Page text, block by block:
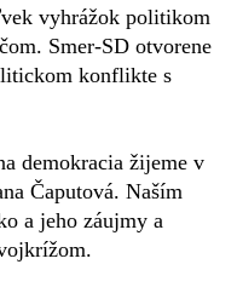
vyhrážok politikom
Smer-SD otvorene
konflikte s
demokracia žijeme v
Čaputová. Naším
a jeho záujmy a